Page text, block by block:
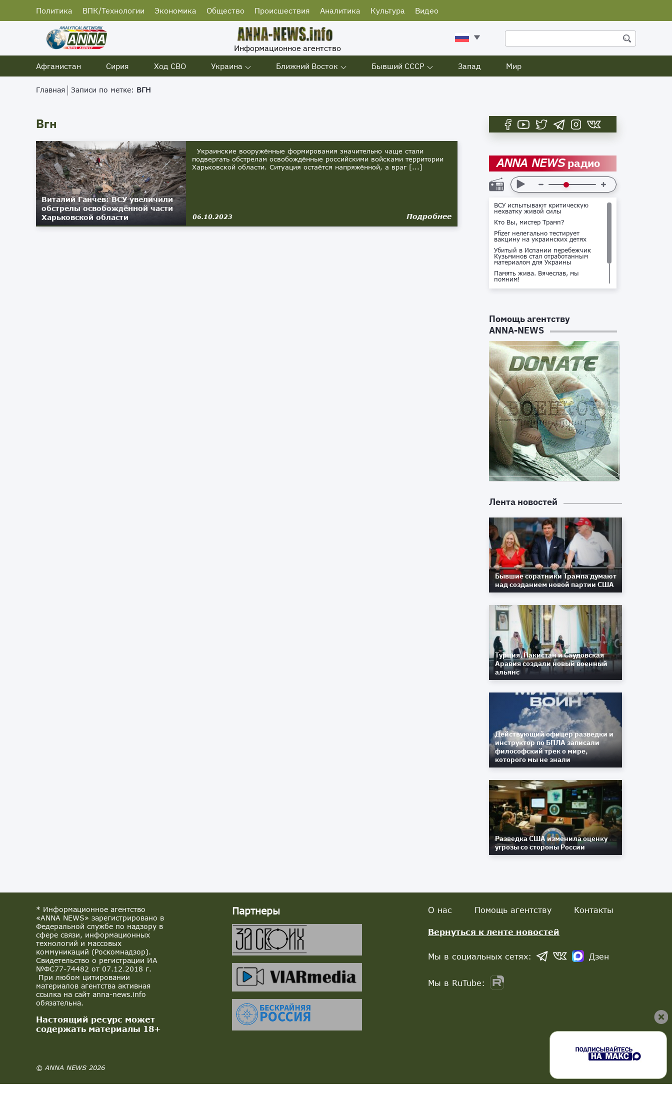
Политика ВПК/Технологии Экономика Общество Происшествия Аналитика Культура Видео
Информационное агентство
Афганистан
Сирия Ход СВО Украина Ближний Восток Бывший СССР Запад Мир
Главная Записи по метке: ВГН
Вгн
Виталий Ганчев: ВСУ увеличили
обстрелы освобождённой части
Харьковской области
Украинские вооружённые формирования значительно чаще стали
подвергать обстрелам освобождённые российскими войсками территории
Харьковской области. Ситуация остаётся напряжённой, а враг [...]
06.10.2023 Подробнее
ANNA NEWSрадио
ВСУ испытывают критическую
нехватку живой силы
Кто Вы, мистер Трамп?
Pfizer нелегально тестирует
вакцину на украинских детях
Убитый в Испании перебежчик
Кузьминов стал отработанным
материалом для Украины
Память жива. Вячеслав, мы
помним!
Не доставайся ты никому!
Помощь агентству
ANNA-NEWS
Лента новостей
Бывшие соратники Трампа думают
над созданием новой партии США
Турция, Пакистан и Саудовская
Аравия создали новый военный
альянс
Действующий офицер разведки и
инструктор по БПЛА записали
философский трек о мире,
которого мы не знали
Разведка США изменила оценку
угрозы со стороны России
* Информационное агентство
«ANNA NEWS» зарегистрировано в
Федеральной службе по надзору в
сфере связи, информационных
технологий и массовых
коммуникаций (Роскомнадзор).
Свидетельство о регистрации ИА
№ФС77-74482 от 07.12.2018 г.
При любом цитировании
материалов агентства активная
ссылка на сайт anna-news.info
обязательна.
Настоящий ресурс может
содержать материалы 18+
© ANNA NEWS 2026
Партнеры О нас Помощь агентству Контакты
Вернуться к ленте новостей
Мы в социальных сетях: Дзен
Мы в RuTube: